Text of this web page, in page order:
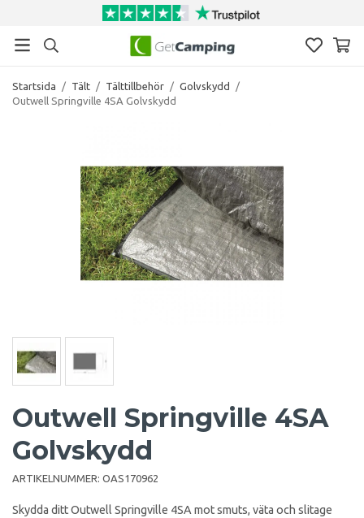
Startsida / Tält / Tälttillbehör / Golvskydd
/
Outwell Springville 4SA Golvskydd
Outwell Springville 4SA
Golvskydd
ARTIKELNUMMER: OAS170962
Skydda ditt Outwell Springville 4SA mot smuts, väta och slitage